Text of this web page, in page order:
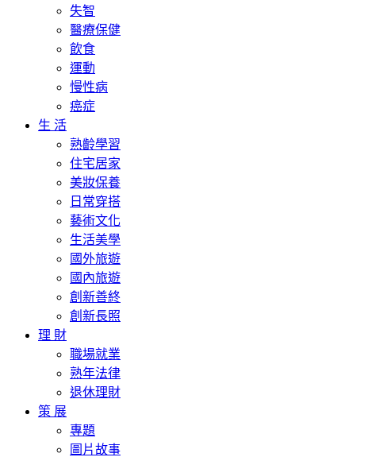
失智
醫療保健
飲食
運動
慢性病
癌症
生 活
熟齡學習
住宅居家
美妝保養
日常穿搭
藝術文化
生活美學
國外旅遊
國內旅遊
創新善終
創新長照
理 財
職場就業
熟年法律
退休理財
策 展
專題
圖片故事